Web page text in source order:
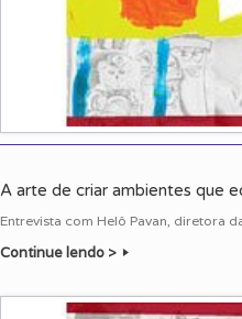
A arte de criar ambientes que
Entrevista com Helô Pavan, diretora
Continue lendo >